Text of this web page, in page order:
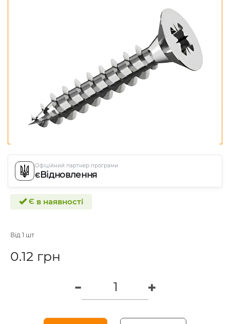
Офіційний партнер програми
єВідновлення
Є в наявності
Від 1 шт
0.12 грн